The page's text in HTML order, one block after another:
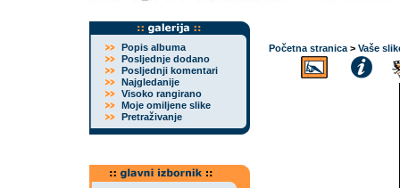
Popis albuma
Posljednje dodano
Posljednji komentari
Najgledanije
Visoko rangirano
Moje omiljene slike
Pretraživanje
Početna stranica > Vaše